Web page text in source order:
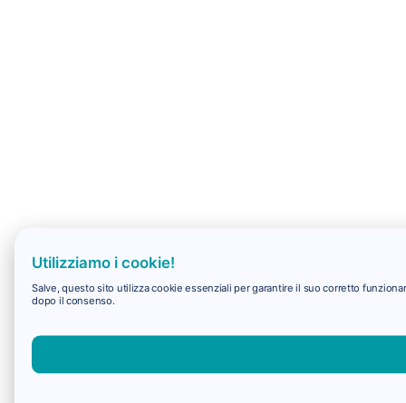
Utilizziamo i cookie!
Salve, questo sito utilizza cookie essenziali per garantire il suo corretto
dopo il consenso.